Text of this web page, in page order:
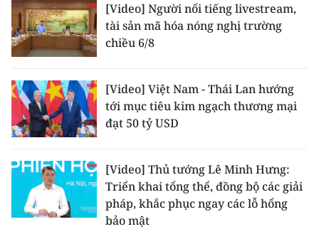
[Video] Người nổi tiếng livestream,
tài sản mã hóa nóng nghị trường
chiều 6/8
[Video] Việt Nam - Thái Lan hướng
tới mục tiêu kim ngạch thương mại
đạt 50 tỷ USD
[Video] Thủ tướng Lê Minh Hưng:
Triển khai tổng thể, đồng bộ các giải
pháp, khắc phục ngay các lỗ hổng
bảo mật